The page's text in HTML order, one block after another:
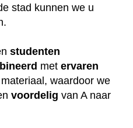
stad kunnen we u
studenten
met ervaren
waardoor we
voordelig van A naar